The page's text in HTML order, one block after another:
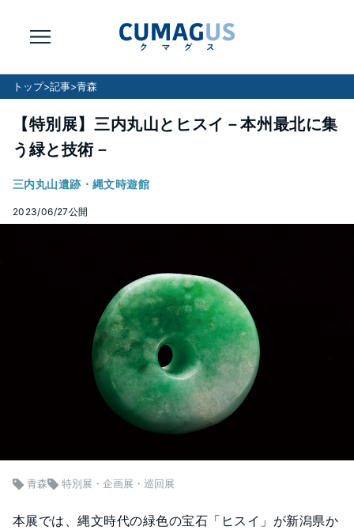
トップ>記事>青森
【特別展】三内丸山とヒスイ－本州最北に集
う緑と技術－
三内丸山遺跡・縄文時遊館
2023/06/27公開
青森 特別展・企画展・巡回展
本展では、縄文時代の緑色の宝石「ヒスイ」が新潟県か